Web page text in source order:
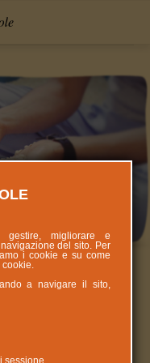
-
2016
migliorare e
del sito. Per
i cookie e su come
cookie.
a navigare il sito,